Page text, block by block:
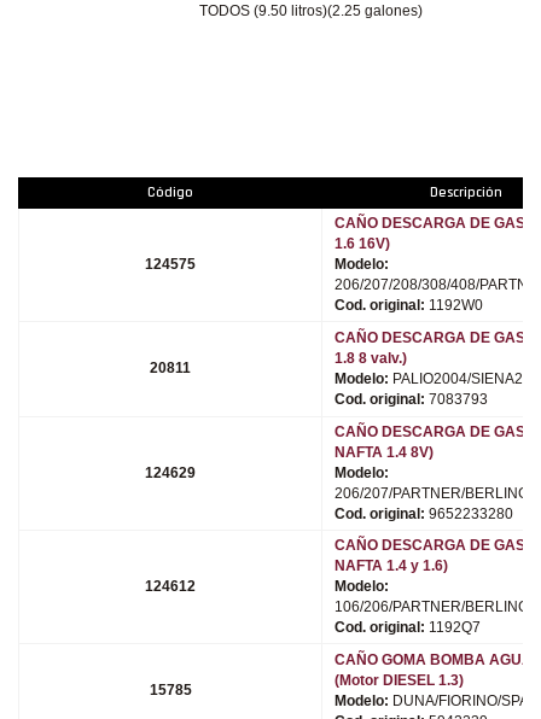
TODOS (9.50 litros)(2.25 galones)
Código Descripción
124575
CAÑO DESCARGA DE
1.6 16V)
Modelo:
206/207/208/308/408/
Cod. original: 1192W0
20811
CAÑO DESCARGA DE
1.8 8 valv.)
Modelo: PALIO2004/
Cod. original: 7083793
124629
CAÑO DESCARGA DE
NAFTA 1.4 8V)
Modelo:
206/207/PARTNER/
Cod. original: 9652233280
124612
CAÑO DESCARGA DE
NAFTA 1.4 y 1.6)
Modelo:
106/206/PARTNER/
Cod. original: 1192Q7
15785
CAÑO GOMA BOMBA AGUA
(Motor DIESEL 1.3)
Modelo: DUNA/FIORINO/